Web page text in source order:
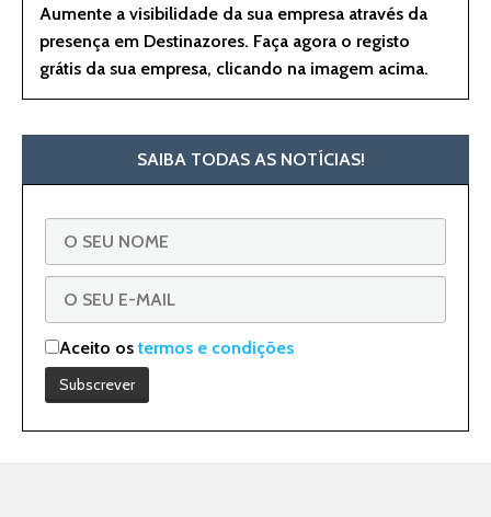
Aumente a visibilidade da sua empresa através da
presença em Destinazores. Faça agora o registo
grátis da sua empresa, clicando na imagem acima.
SAIBA TODAS AS NOTÍCIAS!
Aceito ostermos e condições